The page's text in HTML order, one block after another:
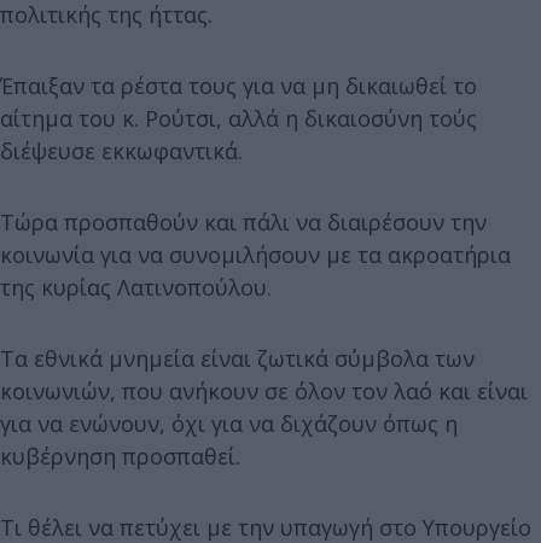
πολιτικής της ήττας.
Έπαιξαν τα ρέστα τους για να μη δικαιωθεί το
αίτημα του κ. Ρούτσι, αλλά η δικαιοσύνη τούς
διέψευσε εκκωφαντικά.
Τώρα προσπαθούν και πάλι να διαιρέσουν την
κοινωνία για να συνομιλήσουν με τα ακροατήρια
της κυρίας Λατινοπούλου.
Τα εθνικά μνημεία είναι ζωτικά σύμβολα των
κοινωνιών, που ανήκουν σε όλον τον λαό και είναι
για να ενώνουν, όχι για να διχάζουν όπως η
κυβέρνηση προσπαθεί.
Τι θέλει να πετύχει με την υπαγωγή στο Υπουργείο